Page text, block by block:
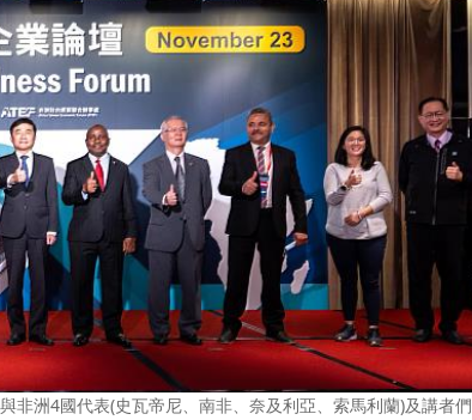
非洲4國代表(史瓦帝尼、南非、奈及利亞、索馬利蘭)及講者們